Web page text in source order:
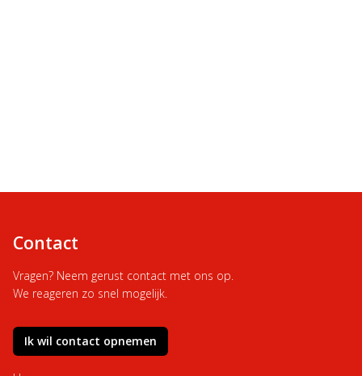
Contact
Vragen? Neem gerust contact met ons op.
We reageren zo snel mogelijk.
Ik wil contact opnemen